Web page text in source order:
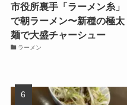
市役所裏手「ラーメン糸」
で朝ラーメン〜新種の極太
麺で大盛チャーシュー
ラーメン